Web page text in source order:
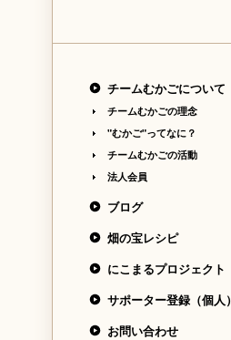
チームむかごについて
チームむかごの理念
"むかご"ってなに？
チームむかごの活動
法人会員
ブログ
畑の宝レシピ
にこまるプロジェクト
サポーター登録（個人）
お問い合わせ